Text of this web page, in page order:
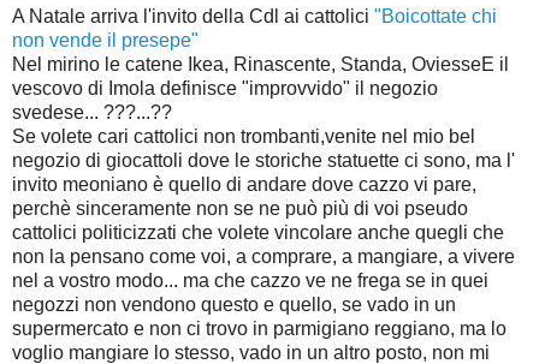
A Natale arriva l'invito della Cdl ai cattolici "Boicottate chi
non vende il presepe"
Nel mirino le catene Ikea, Rinascente, Standa, OviesseE il
vescovo di Imola definisce "improvvido" il negozio
svedese... ???...??
Se volete cari cattolici non trombanti,venite nel mio bel
negozio di giocattoli dove le storiche statuette ci sono, ma l'
invito meoniano è quello di andare dove cazzo vi pare,
perchè sinceramente non se ne può più di voi pseudo
cattolici politicizzati che volete vincolare anche quegli che
non la pensano come voi, a comprare, a mangiare, a vivere
nel a vostro modo... ma che cazzo ve ne frega se in quei
negozzi non vendono questo e quello, se vado in un
supermercato e non ci trovo in parmigiano reggiano, ma lo
voglio mangiare lo stesso, vado in un altro posto, non mi